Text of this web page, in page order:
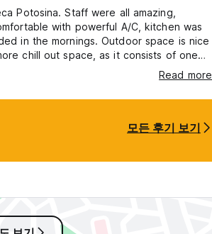
Potosina. Staff were all amazing,
with powerful A/C, kitchen was
in the mornings. Outdoor space is nice
chill out space, as it consists of one
by staff. Worth noting the hostal also
rate for guests, which we took
you to arrange tours.
Read more
모든 후기 보기